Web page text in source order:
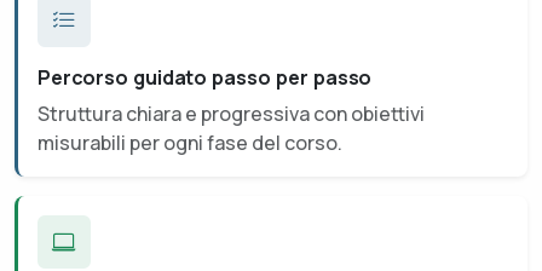
Percorso guidato passo per passo
Struttura chiara e progressiva con obiettivi
misurabili per ogni fase del corso.